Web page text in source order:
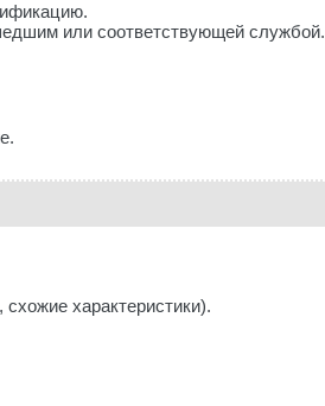
или соответствующей службой.
характеристики).